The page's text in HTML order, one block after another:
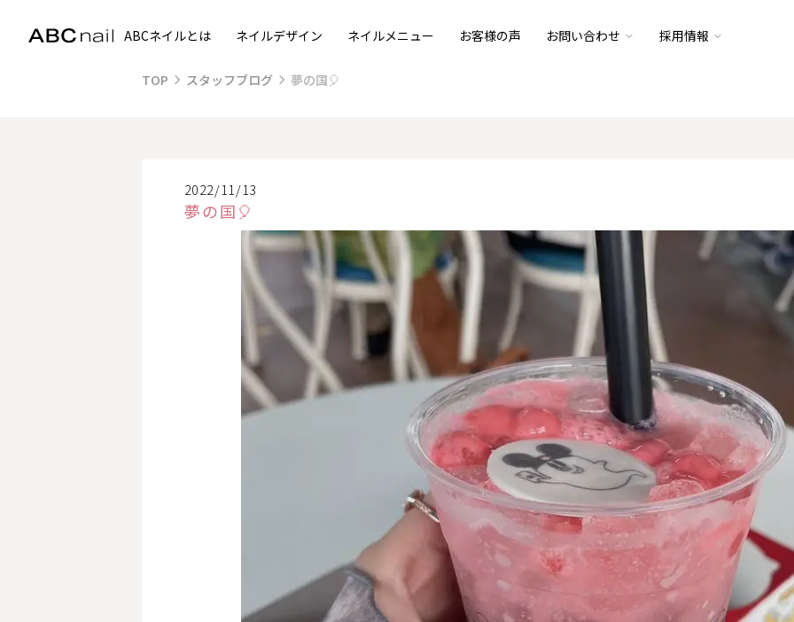
ABCネイルとは ネイルデザイン ネイルメニュー お客様の声 お問い合わせ 採用情報
TOP スタッフブログ 夢の国🎈
2022/11/13
夢の国🎈